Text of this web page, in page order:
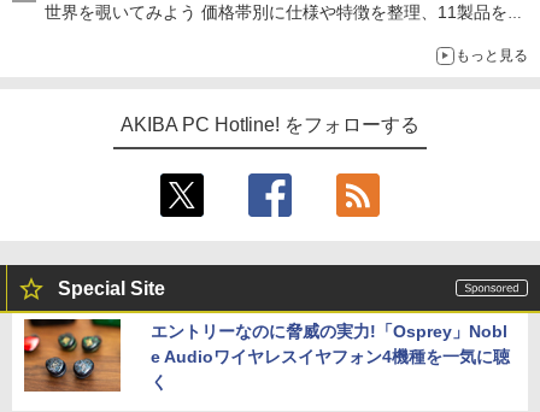
世界を覗いてみよう 価格帯別に仕様や特徴を整理、11製品をピ
もっと見る
AKIBA PC Hotline! をフォローする
Special Site
エントリーなのに脅威の実力!「Osprey」Nobl
e Audioワイヤレスイヤフォン4機種を一気に聴
く